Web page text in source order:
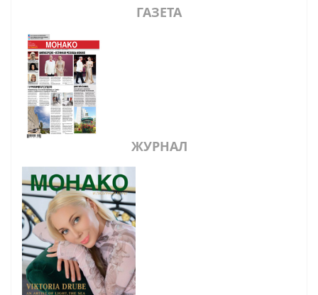
ГАЗЕТА
ЖУРНАЛ